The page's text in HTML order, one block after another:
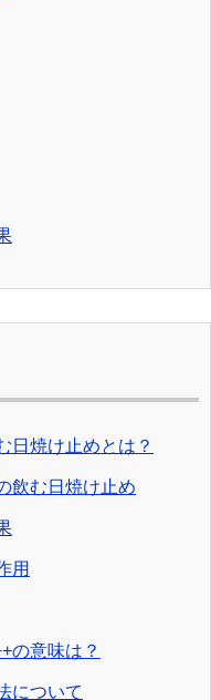
日焼け止めとは？
飲む日焼け止め
用
の意味は？
について